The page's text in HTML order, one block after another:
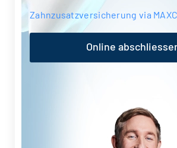
Zahnzusatzversicherung via
Online